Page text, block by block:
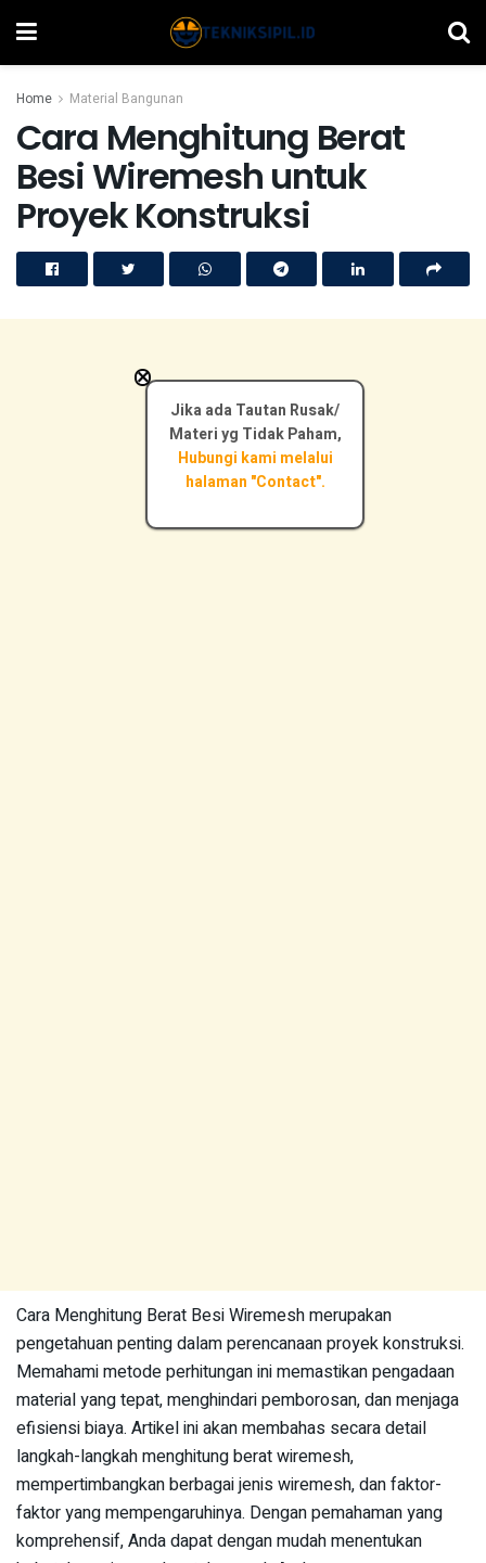
Home Material Bangunan
Cara Menghitung Berat
Besi Wiremesh untuk
Proyek Konstruksi
Cara Menghitung Berat Besi Wiremesh merupakan
pengetahuan penting dalam perencanaan proyek konstruksi.
Memahami metode perhitungan ini memastikan pengadaan
material yang tepat, menghindari pemborosan, dan menjaga
efisiensi biaya. Artikel ini akan membahas secara detail
langkah-langkah menghitung berat wiremesh,
mempertimbangkan berbagai jenis wiremesh, dan faktor-
faktor yang mempengaruhinya. Dengan pemahaman yang
komprehensif, Anda dapat dengan mudah menentukan
Jika ada Tautan Rusak/
Materi yg Tidak Paham,
Hubungi kami melalui
halaman "Contact".
×